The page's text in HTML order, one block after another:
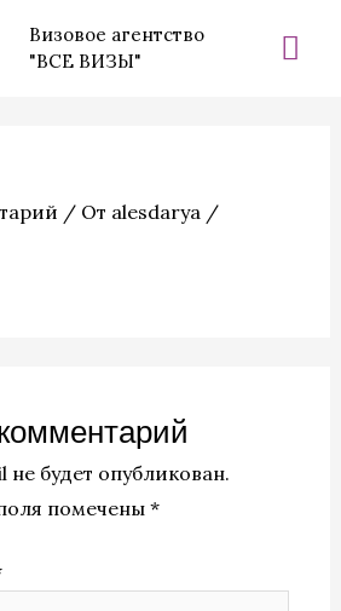
Визовое агентство
"ВСЕ ВИЗЫ"
/ От alesdarya /
не будет опубликован.
помечены *